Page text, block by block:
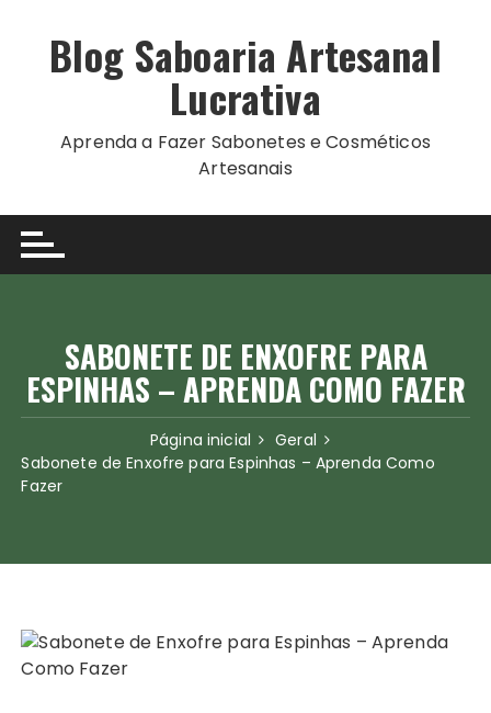
Blog Saboaria Artesanal
Lucrativa
Aprenda a Fazer Sabonetes e Cosméticos
Artesanais
SABONETE DE ENXOFRE PARA
ESPINHAS – APRENDA COMO FAZER
Página inicial
Geral
Sabonete de Enxofre para Espinhas – Aprenda Como
Fazer